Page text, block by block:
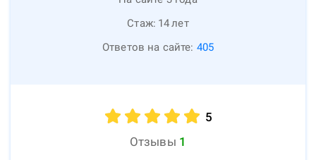
Стаж: 14лет
Ответов на сайте: 405
5
Отзывы 1